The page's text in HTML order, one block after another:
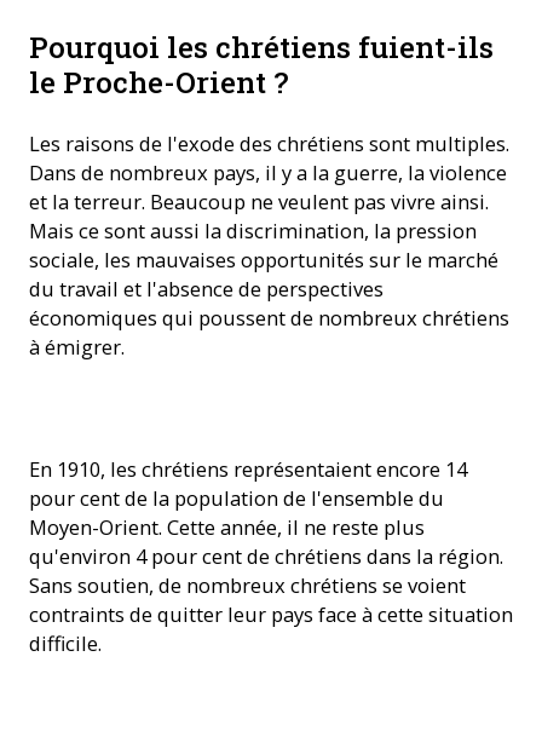
Pourquoi les chrétiens fuient-ils
le Proche-Orient ?
Les raisons de l'exode des chrétiens sont multiples.
Dans de nombreux pays, il y a la guerre, la violence
et la terreur. Beaucoup ne veulent pas vivre ainsi.
Mais ce sont aussi la discrimination, la pression
sociale, les mauvaises opportunités sur le marché
du travail et l'absence de perspectives
économiques qui poussent de nombreux chrétiens
à émigrer.
En 1910, les chrétiens représentaient encore 14
pour cent de la population de l'ensemble du
Moyen-Orient. Cette année, il ne reste plus
qu'environ 4 pour cent de chrétiens dans la région.
Sans soutien, de nombreux chrétiens se voient
contraints de quitter leur pays face à cette situation
difficile.